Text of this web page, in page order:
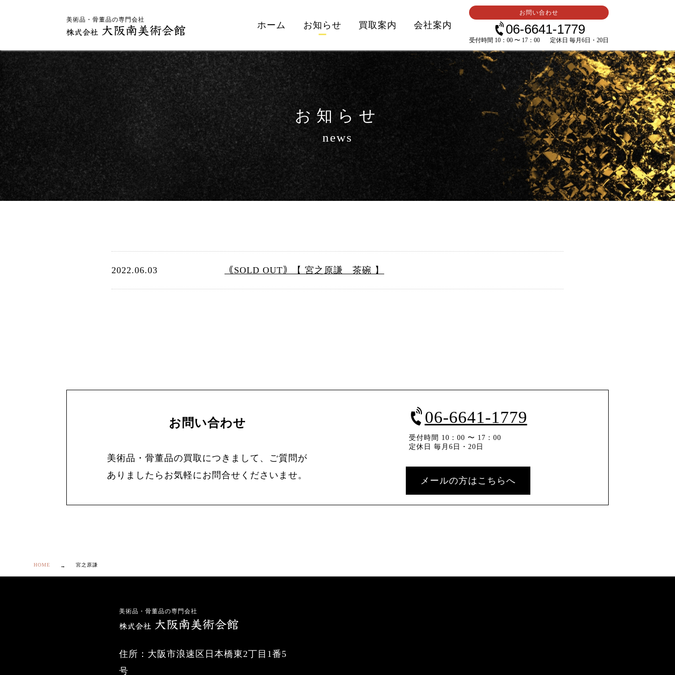
美術品・骨董品の専門会社
ホーム お知らせ 買取案内 会社案内
お問い合わせ
06-6641-1779
受付時間 10：00 〜 17：00 定休日 毎月6日・20日
お知らせ
news
2022.06.03 ｟SOLD OUT｠【 宮之原謙 茶碗 】
お問い合わせ
美術品・骨董品の買取につきまして、ご質問が
ありましたらお気軽にお問合せくださいませ。
06-6641-1779
受付時間 10：00 〜 17：00
定休日 毎月6日・20日
メールの方はこちらへ
HOME 宮之原謙
美術品・骨董品の専門会社
住所：大阪市浪速区日本橋東2丁目1番5
号